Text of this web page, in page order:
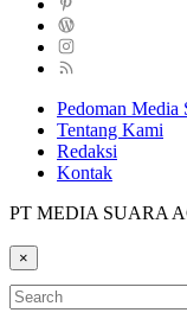
Pedoman Media
Tentang Kami
Redaksi
Kontak
PT MEDIA SUARA
×